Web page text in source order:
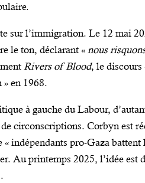
sur l’immigration. Le 12 mai
le ton, déclarant «nous
Rivers of Blood, le
en 1968.
à gauche du Labour,
circonscriptions. Corbyn est
indépendants pro-Gaza battent
Au printemps 2025, l’idée est